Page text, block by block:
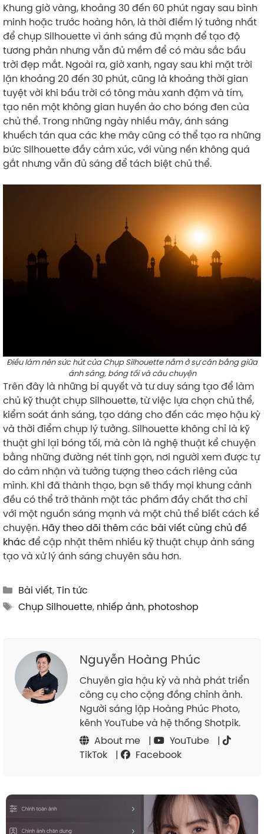
Khung giờ vàng, khoảng 30 đến 60 phút ngay sau bình
minh hoặc trước hoàng hôn, là thời điểm lý tưởng nhất
để chụp Silhouette vì ánh sáng đủ mạnh để tạo độ
tương phản nhưng vẫn đủ mềm để có màu sắc bầu
trời đẹp mắt. Ngoài ra, giờ xanh, ngay sau khi mặt trời
lặn khoảng 20 đến 30 phút, cũng là khoảng thời gian
tuyệt vời khi bầu trời có tông màu xanh đậm và tím,
tạo nên một không gian huyền ảo cho bóng đen của
chủ thể. Trong những ngày nhiều mây, ánh sáng
khuếch tán qua các khe mây cũng có thể tạo ra những
bức Silhouette đầy cảm xúc, với vùng nền không quá
gắt nhưng vẫn đủ sáng để tách biệt chủ thể.
Điều làm nên sức hút của Chụp Silhouette nằm ở sự cân bằng giữa
ánh sáng, bóng tối và câu chuyện
Trên đây là những bí quyết và tư duy sáng tạo để làm
chủ kỹ thuật chụp Silhouette, từ việc lựa chọn chủ thể,
kiểm soát ánh sáng, tạo dáng cho đến các mẹo hậu kỳ
và thời điểm chụp lý tưởng. Silhouette không chỉ là kỹ
thuật ghi lại bóng tối, mà còn là nghệ thuật kể chuyện
bằng những đường nét tinh gọn, nơi người xem được tự
do cảm nhận và tưởng tượng theo cách riêng của
mình. Khi đã thành thạo, bạn sẽ thấy mọi khung cảnh
đều có thể trở thành một tác phẩm đầy chất thơ chỉ
với một nguồn sáng mạnh và một chủ thể biết cách kể
chuyện. Hãy theo dõi thêmcác bài viết cùng chủ đề
khác để cập nhật thêm nhiều kỹ thuật chụp ảnh sáng
tạo và xử lý ánh sáng chuyên sâu hơn.
Categories
Bài viết,Tin tức
Tags
Chụp Silhouette, nhiếp ảnh, photoshop
Nguyễn Hoàng Phúc
Chuyên gia hậu kỳ và nhà phát triển
công cụ cho cộng đồng chỉnh ảnh.
Người sáng lập Hoàng Phúc Photo,
kênh YouTube và hệ thống Shotpik.
About me
| YouTube
|
TikTok
| Facebook